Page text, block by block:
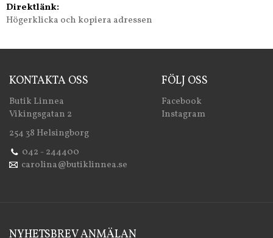
Direktlänk:
Högerklicka och kopiera adressen
KONTAKTA OSS
Butik Linnea
Vikingsgatan 2
254 38 Helsingborg
042 - 244400
carolina@butiklinnea.se
FÖLJ OSS
Facebook
Instagram
NYHETSBREV ANMÄLAN